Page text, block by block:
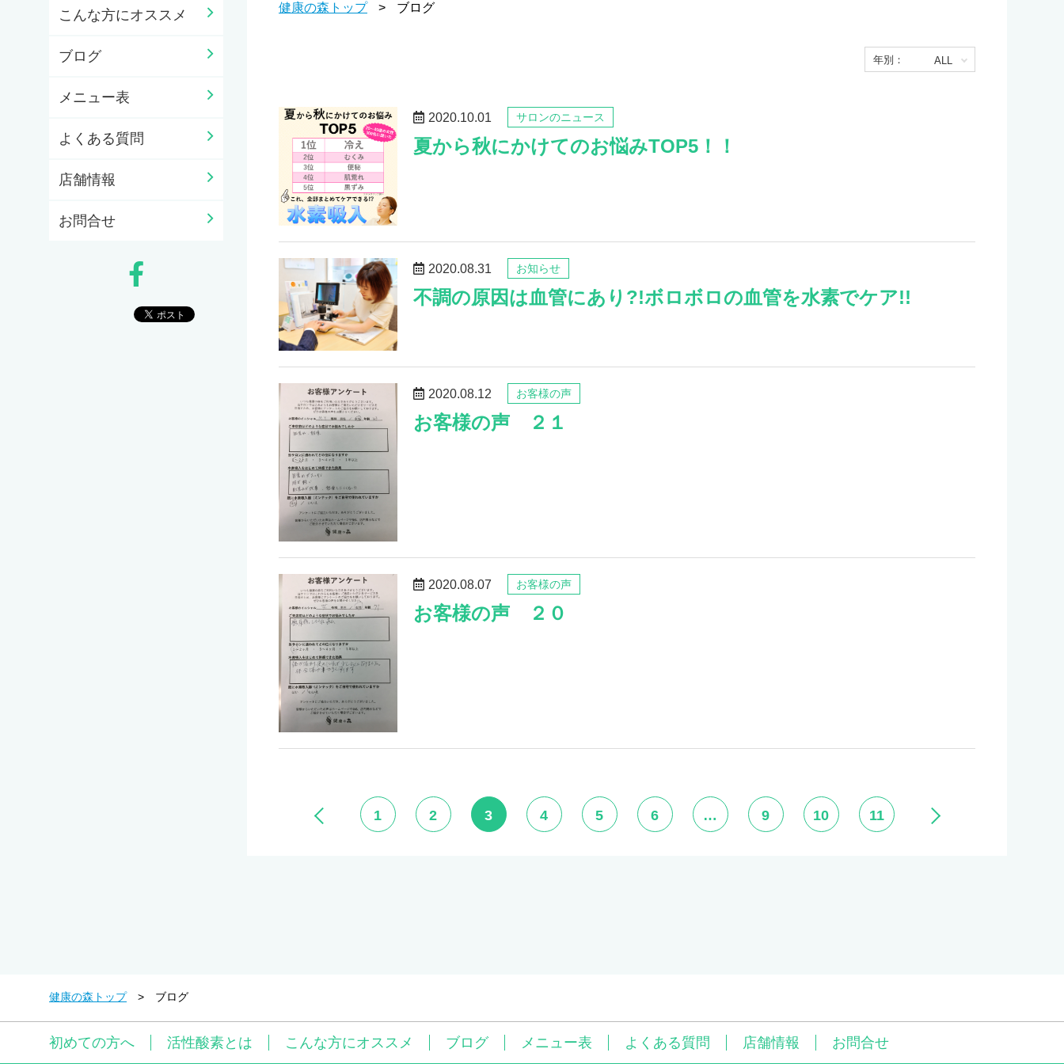
こんな方にオススメ
ブログ
メニュー表
よくある質問
店舗情報
お問合せ
健康の森トップ ブログ
年別：
2020.10.01 サロンのニュース
夏から秋にかけてのお悩みTOP5！！
2020.08.31 お知らせ
不調の原因は血管にあり?!ボロボロの血管を水素でケア!!
2020.08.12 お客様の声
お客様の声 ２１
2020.08.07 お客様の声
お客様の声 ２０
1 2 3 4 5 6 … 9 10 11
健康の森トップ ブログ
初めての方へ 活性酸素とは こんな方にオススメ ブログ メニュー表 よくある質問 店舗情報 お問合せ